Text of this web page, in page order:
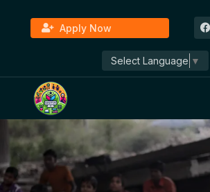
Apply Now
Select Language ▼